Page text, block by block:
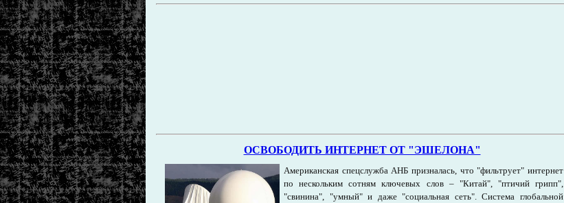
ОСВОБОДИТЬ ИНТЕРНЕТ ОТ "ЭШЕЛОНА"
Американская спецслужба АНБ призналась, что "фильтрует" интернет
по нескольким сотням ключевых слов – "Китай", "птичий грипп",
"свинина", "умный" и даже "социальная сеть". Система глобальной